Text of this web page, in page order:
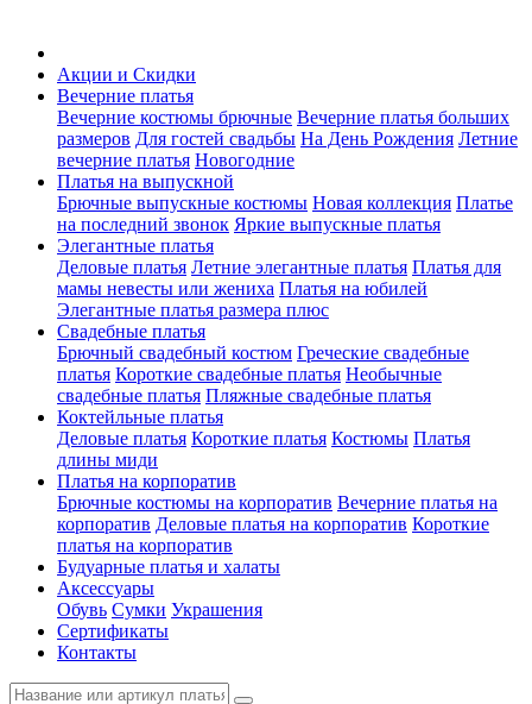
Акции и Скидки
Вечерние платья
Вечерние костюмы брючные Вечерние платья больших
размеров Для гостей свадьбы На День Рождения Летние
вечерние платья Новогодние
Платья на выпускной
Брючные выпускные костюмы Новая коллекция Платье
на последний звонок Яркие выпускные платья
Элегантные платья
Деловые платья Летние элегантные платья Платья для
мамы невесты или жениха Платья на юбилей
Элегантные платья размера плюс
Свадебные платья
Брючный свадебный костюм Греческие свадебные
платья Короткие свадебные платья Необычные
свадебные платья Пляжные свадебные платья
Коктейльные платья
Деловые платья Короткие платья Костюмы Платья
длины миди
Платья на корпоратив
Брючные костюмы на корпоратив Вечерние платья на
корпоратив Деловые платья на корпоратив Короткие
платья на корпоратив
Будуарные платья и халаты
Аксессуары
Обувь Сумки Украшения
Сертификаты
Контакты